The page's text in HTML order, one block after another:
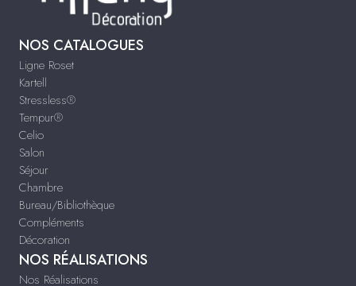
NOS CATALOGUES
Ligne Roset
Kartell
Stressless®
Tempur®
Celio
Salon
Séjour
Chambre
Bureau/Bibliothèque
Compléments
Décoration
NOS RÉALISATIONS
Nos Réalisations